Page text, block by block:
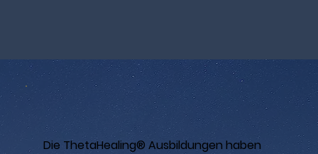
Die ThetaHealing® Ausbildungen haben